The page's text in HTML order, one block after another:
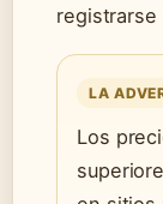
registrarse
LA
Los